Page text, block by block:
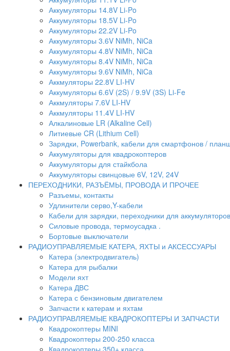
Аккумуляторы 14.8V Li-Po
Аккумуляторы 18.5V Li-Po
Аккумуляторы 22.2V Li-Po
Аккумуляторы 3.6V NiMh, NiCa
Аккумуляторы 4.8V NiMh, NiCa
Аккумуляторы 8.4V NiMh, NiCa
Аккумуляторы 9.6V NiMh, NiCa
Аккмуляторы 22.8V LI-HV
Аккумуляторы 6.6V (2S) / 9.9V (3S) Li-Fe
Аккмуляторы 7.6V LI-HV
Аккмуляторы 11.4V LI-HV
Алкалиновые LR (Alkaline Cell)
Литиевые CR (Lithium Сell)
Зарядки, Powerbank, кабели для смартфонов /
Аккумуляторы для квадрокоптеров
Аккумуляторы для стайкбола
Аккумуляторы свинцовые 6V, 12V, 24V
ПЕРЕХОДНИКИ, РАЗЪЁМЫ, ПРОВОДА И ПРОЧЕЕ
Разъемы, контакты
Удлинители серво,Y-кабели
Кабели для зарядки, переходники для аккумуляторов
Силовые провода, термоусадка .
Бортовые выключатели
РАДИОУПРАВЛЯЕМЫЕ КАТЕРА, ЯХТЫ и АКСЕССУАРЫ
Катера (электродвигатель)
Катера для рыбалки
Модели яхт
Катера ДВС
Катера с бензиновым двигателем
Запчасти к катерам и яхтам
РАДИОУПРАВЛЯЕМЫЕ КВАДРОКОПТЕРЫ И ЗАПЧАСТИ
Квадрокоптеры MINI
Квадрокоптеры 200-250 класса
Квадрокоптеры 350+ класса